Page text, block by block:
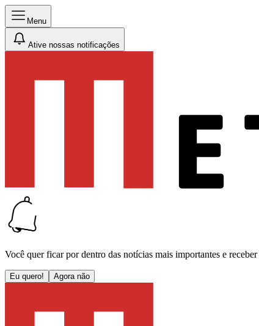
Menu
Ative nossas notificações
Você quer ficar por dentro das notícias mais importantes e receber
Eu quero! Agora não